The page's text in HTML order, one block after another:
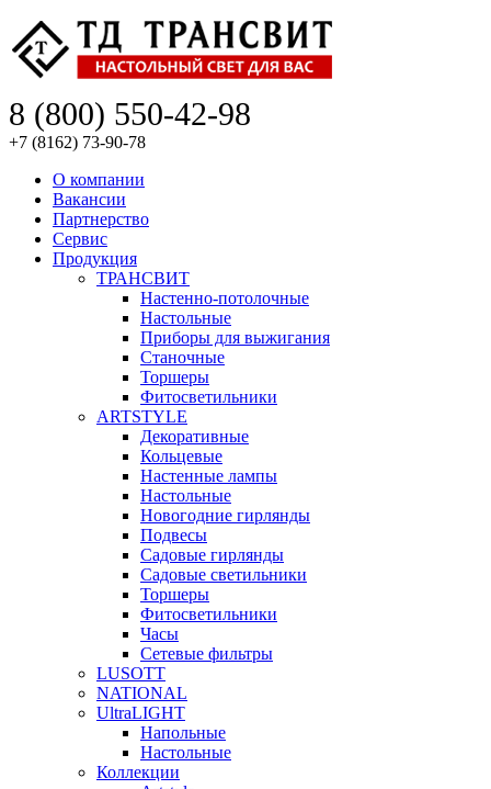
8 (800) 550-42-98
+7 (8162) 73-90-78
О компании
Вакансии
Партнерство
Сервис
Продукция
ТРАНСВИТ
Настенно-потолочные
Настольные
Приборы для выжигания
Станочные
Торшеры
Фитосветильники
ARTSTYLE
Декоративные
Кольцевые
Настенные лампы
Настольные
Новогодние гирлянды
Подвесы
Садовые гирлянды
Садовые светильники
Торшеры
Фитосветильники
Часы
Сетевые фильтры
LUSOTT
NATIONAL
UltraLIGHT
Напольные
Настольные
Коллекции